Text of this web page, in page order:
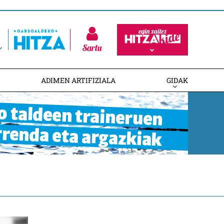
Sartu
ADIMEN ARTIFIZIALA GIDAK